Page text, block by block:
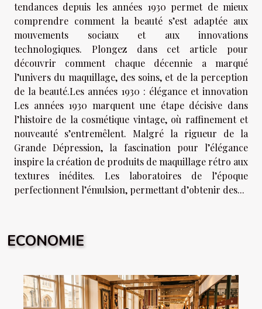
tendances depuis les années 1930 permet de mieux
comprendre comment la beauté s’est adaptée aux
mouvements sociaux et aux innovations
technologiques. Plongez dans cet article pour
découvrir comment chaque décennie a marqué
l’univers du maquillage, des soins, et de la perception
de la beauté.Les années 1930 : élégance et innovation
Les années 1930 marquent une étape décisive dans
l’histoire de la cosmétique vintage, où raffinement et
nouveauté s’entremêlent. Malgré la rigueur de la
Grande Dépression, la fascination pour l’élégance
inspire la création de produits de maquillage rétro aux
textures inédites. Les laboratoires de l’époque
perfectionnent l’émulsion, permettant d’obtenir des...
ECONOMIE